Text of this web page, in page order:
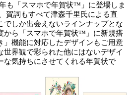
も「スマホで年賀状™」に登場しま
賀詞もすべて津森千里氏による直
でしか出会えないラインナップとな
から「スマホで年賀状™」に新規搭
」機能に対応したデザインもご用意
世界観で彩られた他にはないデザイ
な気持ちにさせてくれる年賀状で